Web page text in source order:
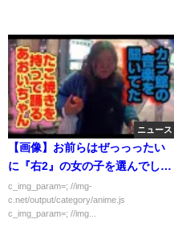
ニュース
【画像】お前らはぜっっったい
に『右2』の女の子を選んでしま
う画像
c_img_param=; //img-
c.net/output/category/anime.js
c_img_param=; //img...